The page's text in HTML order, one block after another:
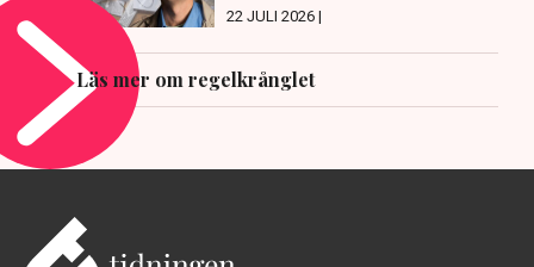
22 JULI 2026 |
Läs mer om regelkrånglet